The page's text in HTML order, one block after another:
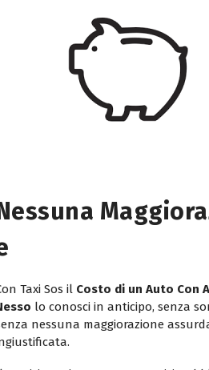
Taxi Sos il Costo di un Auto Con
lo conosci in anticipo, senza
nessuna maggiorazione